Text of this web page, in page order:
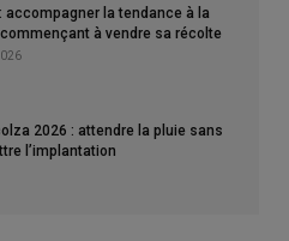
accompagner la tendance à la
à vendre sa récolte
2026 : attendre la pluie sans
l’implantation